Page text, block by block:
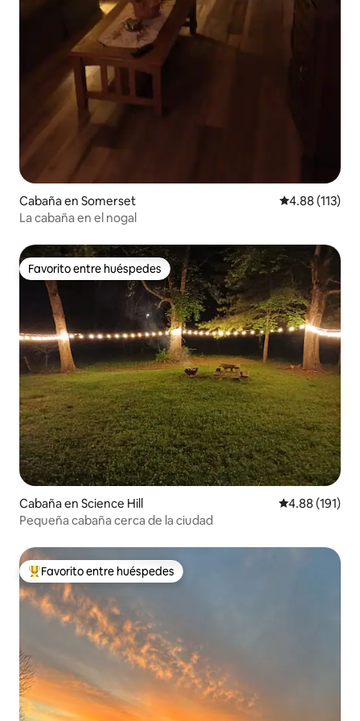
Cabaña en Somerset Calificación
4.88 (113)
La cabaña en el nogal
Favorito entre huéspedes
Favorito entre huéspedes
Cabaña en Science Hill Calificación
4.88 (191)
Pequeña cabaña cerca de la ciudad
Favorito entre huéspedes preferido
Favorito entre huéspedes